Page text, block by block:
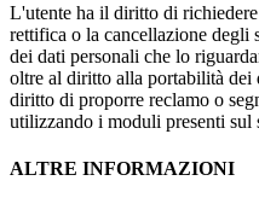
L'utente ha il diritto di
rettifica o la cancellazione degli
dei dati personali che lo
oltre al diritto alla portabilità dei
diritto di proporre reclamo o
utilizzando i moduli presenti sul
ALTRE INFORMAZIONI